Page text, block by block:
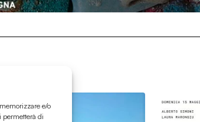
e/o
permetterà di